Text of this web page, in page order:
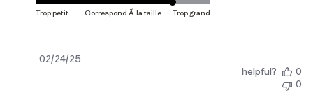
Date
02/24/25
helpful?
0
0